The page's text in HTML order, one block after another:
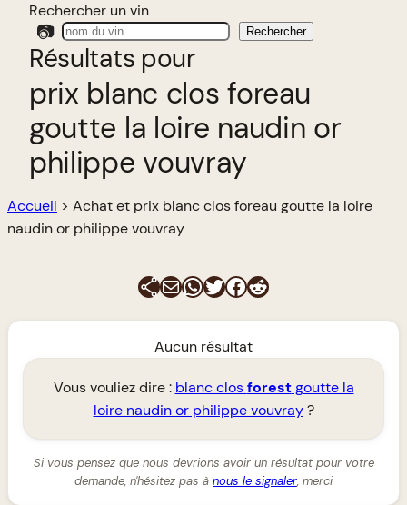
Rechercher un vin
📷 Rechercher
Résultats pour
prix blanc clos foreau
goutte la loire naudin or
philippe vouvray
Accueil > Achat et prix blanc clos foreau goutte la loire
naudin or philippe vouvray
E-mailWhatsApp
Twitter
Facebook
Reddit
Aucun résultat
Vous vouliez dire : blanc closforestgoutte la
loire naudin or philippe vouvray?
Si vous pensez que nous devrions avoir un résultat pour votre
demande, n'hésitez pas à nous le signaler, merci